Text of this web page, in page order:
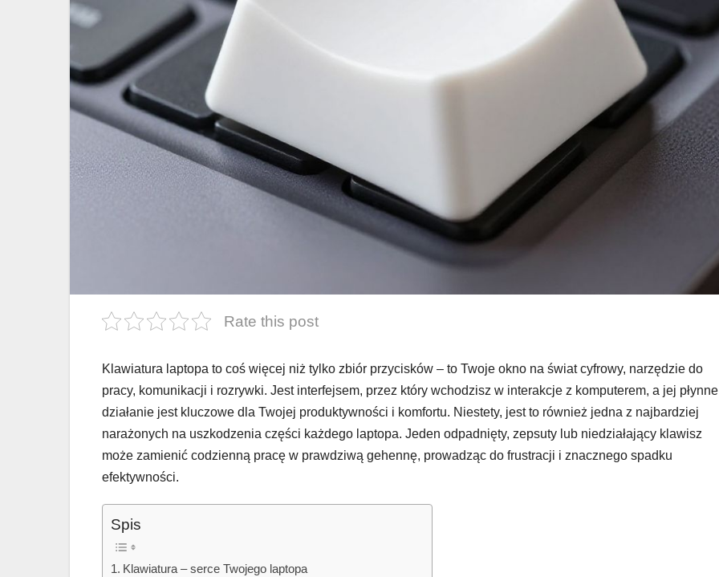
Rate this post
Klawiatura laptopa to coś więcej niż tylko zbiór przycisków – to Twoje okno na świat cyfrowy, narzędzie do
pracy, komunikacji i rozrywki. Jest interfejsem, przez który wchodzisz w interakcje z komputerem, a jej płynne
działanie jest kluczowe dla Twojej produktywności i komfortu. Niestety, jest to również jedna z najbardziej
narażonych na uszkodzenia części każdego laptopa. Jeden odpadnięty, zepsuty lub niedziałający klawisz
może zamienić codzienną pracę w prawdziwą gehennę, prowadząc do frustracji i znacznego spadku
efektywności.
Spis
Klawiatura – serce Twojego laptopa